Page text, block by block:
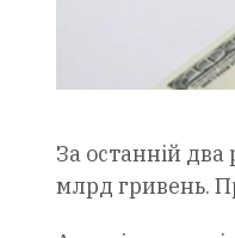
За останній два
млрд гривень.